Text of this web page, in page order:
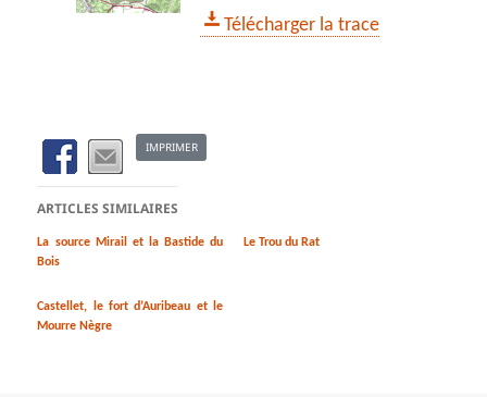
Télécharger la trace
IMPRIMER
ARTICLES SIMILAIRES
La source Mirail et la Bastide du
Bois
Le Trou du Rat
Castellet, le fort d’Auribeau et le
Mourre Nègre